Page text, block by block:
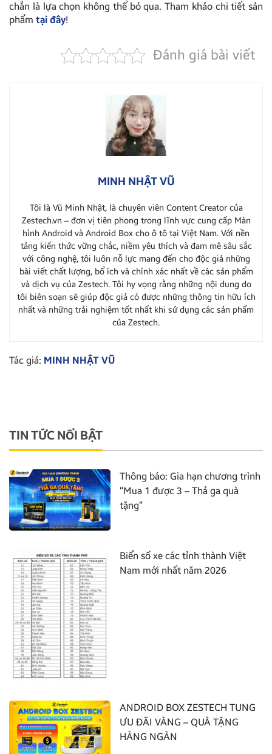
chắn là lựa chọn không thể bỏ qua. Tham khảo chi tiết sản
phẩm tại đây!
Đánh giá bài viết
MINH NHẬT VŨ
Tôi là Vũ Minh Nhật, là chuyên viên Content Creator của
Zestech.vn – đơn vị tiên phong trong lĩnh vực cung cấp Màn
hình Android và Android Box cho ô tô tại Việt Nam. Với nền
tảng kiến thức vững chắc, niềm yêu thích và đam mê sâu sắc
với công nghệ, tôi luôn nỗ lực mang đến cho độc giả những
bài viết chất lượng, bổ ích và chính xác nhất về các sản phẩm
và dịch vụ của Zestech. Tôi hy vọng rằng những nội dung do
tôi biên soạn sẽ giúp độc giả có được những thông tin hữu ích
nhất và những trải nghiệm tốt nhất khi sử dụng các sản phẩm
của Zestech.
Tác giả: MINH NHẬT VŨ
TIN TỨC NỔI BẬT
Thông báo: Gia hạn chương trình
“Mua 1 được 3 – Thả ga quà
tặng”
Biển số xe các tỉnh thành Việt
Nam mới nhất năm 2026
ANDROID BOX ZESTECH TUNG
ƯU ĐÃI VÀNG – QUÀ TẶNG
HÀNG NGÀN